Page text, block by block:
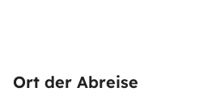
Ort der Abreise